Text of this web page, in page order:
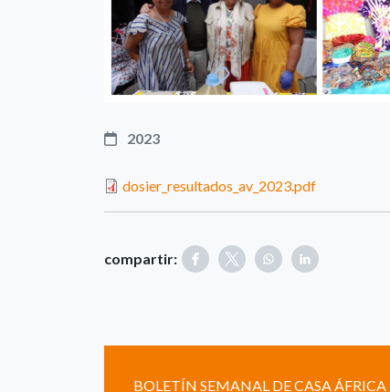
2023
dosier_resultados_av_2023.pdf
compartir:
BOLETÍN SEMANAL DE CASA ÁFRICA